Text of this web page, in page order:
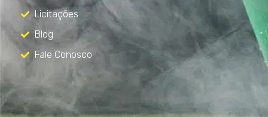
Licitações
Blog
Fale Conosco
Contato